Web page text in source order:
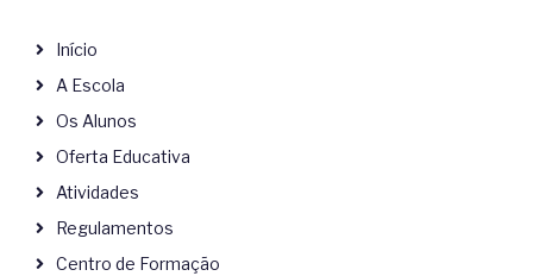
Início
A Escola
Os Alunos
Oferta Educativa
Atividades
Regulamentos
Centro de Formação